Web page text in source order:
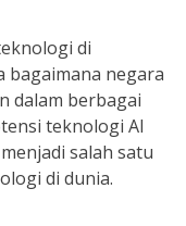
di
bagaimana negara
dalam berbagai
teknologi AI
salah satu
di dunia.